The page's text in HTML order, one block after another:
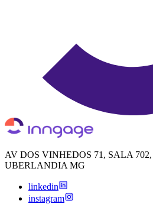
AV DOS VINHEDOS 71, SALA
UBERLANDIA MG
linkedin
instagram